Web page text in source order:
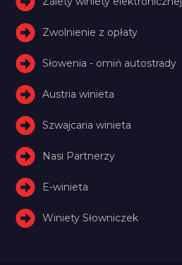
Zwolnienie z opłaty
Słowenia - omiń autostrady
Austria winieta
Szwajcaria winieta
Nasi Partnerzy
E-winieta
Winiety Słowniczek